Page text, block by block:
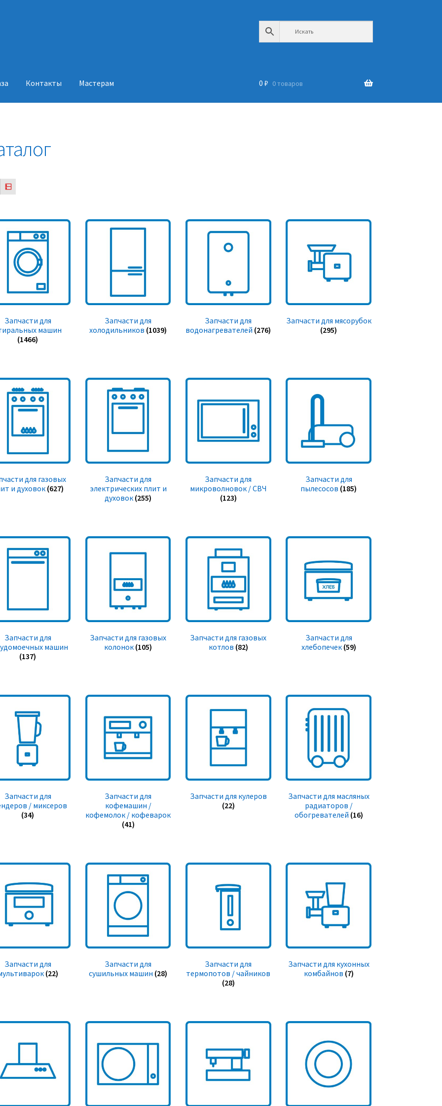
Контакты Мастерам 0 ₽ 0 товаров
Запчасти для
машин
(1466)
Запчасти для
холодильников (1039)
Запчасти для
водонагревателей (276)
Запчасти для мясорубок
(295)
для газовых
и духовок (627)
Запчасти для
электрических плит и
духовок (255)
Запчасти для
микроволновок / СВЧ
(123)
Запчасти для
пылесосов (185)
Запчасти для
машин
(137)
Запчасти для газовых
колонок (105)
Запчасти для газовых
котлов (82)
Запчасти для
хлебопечек (59)
Запчасти для
/ миксеров
(34)
Запчасти для
кофемашин /
кофемолок / кофеварок
(41)
Запчасти для кулеров
(22)
Запчасти для масляных
радиаторов /
обогревателей (16)
Запчасти для
(22)
Запчасти для
сушильных машин (28)
Запчасти для
термопотов / чайников
(28)
Запчасти для кухонных
комбайнов (7)